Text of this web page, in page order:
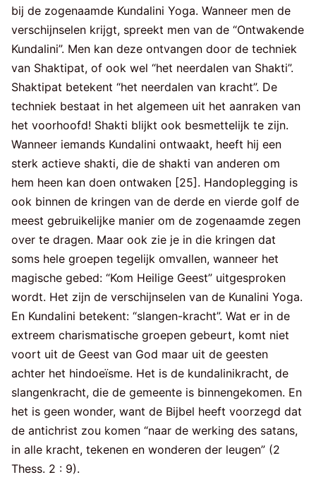
bij de zogenaamde Kundalini Yoga. Wanneer men de
verschijnselen krijgt, spreekt men van de “Ontwakende
Kundalini”. Men kan deze ontvangen door de techniek
van Shaktipat, of ook wel “het neerdalen van Shakti”.
Shaktipat betekent “het neerdalen van kracht”. De
techniek bestaat in het algemeen uit het aanraken van
het voorhoofd! Shakti blijkt ook besmettelijk te zijn.
Wanneer iemands Kundalini ontwaakt, heeft hij een
sterk actieve shakti, die de shakti van anderen om
hem heen kan doen ontwaken [25]. Handoplegging is
ook binnen de kringen van de derde en vierde golf de
meest gebruikelijke manier om de zogenaamde zegen
over te dragen. Maar ook zie je in die kringen dat
soms hele groepen tegelijk omvallen, wanneer het
magische gebed: “Kom Heilige Geest” uitgesproken
wordt. Het zijn de verschijnselen van de Kunalini Yoga.
En Kundalini betekent: “slangen-kracht”. Wat er in de
extreem charismatische groepen gebeurt, komt niet
voort uit de Geest van God maar uit de geesten
achter het hindoeïsme. Het is de kundalinikracht, de
slangenkracht, die de gemeente is binnengekomen. En
het is geen wonder, want de Bijbel heeft voorzegd dat
de antichrist zou komen “naar de werking des satans,
in alle kracht, tekenen en wonderen der leugen” (2
Thess. 2 : 9).